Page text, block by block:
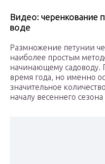
Видео: черенкование
воде
Размножение петунии
наиболее простым
начинающему
время года, но именно
значительное
началу весеннего